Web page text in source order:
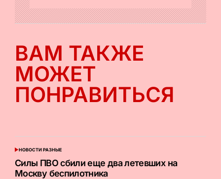
ВАМ ТАКЖЕ
МОЖЕТ
ПОНРАВИТЬСЯ
ОПУБЛИКОВАНО
НОВОСТИ РАЗНЫЕ
Силы ПВО сбили еще два летевших на
Москву беспилотника